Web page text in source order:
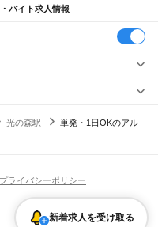
バイト求人情報
阿蘇郡上益城郡八代郡
東海学園前駅竜田口駅武蔵塚駅
バー（BAR）・バーテンダー
・マネージャー）
型・髪色自由
留学生・外国人活躍中
光の森駅
単発・1日OKのアル
新着求人を受け取る
ライバシーポリシー